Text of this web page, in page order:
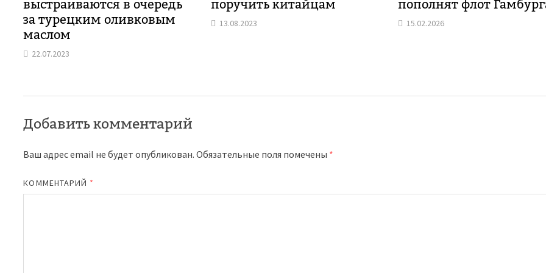
выстраиваются в очередь
за турецким оливковым
маслом
22.07.2023
поручить китайцам
13.08.2023
пополнят флот
15.02.2026
Добавить комментарий
Ваш адрес email не будет опубликован. Обязательные поля помечены *
КОММЕНТАРИЙ *